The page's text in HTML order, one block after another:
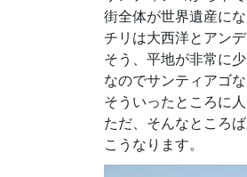
街全体が世界遺産に
チリは大西洋とアン
そう、平地が非常に少
なのでサンティアゴ
そういったところに
ただ、そんなところ
こうなります。